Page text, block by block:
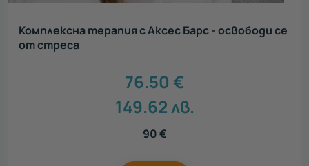
Комплексна терапия с Аксес Барс - освободи се
от стреса
76.50 €
149.62лв.
90€